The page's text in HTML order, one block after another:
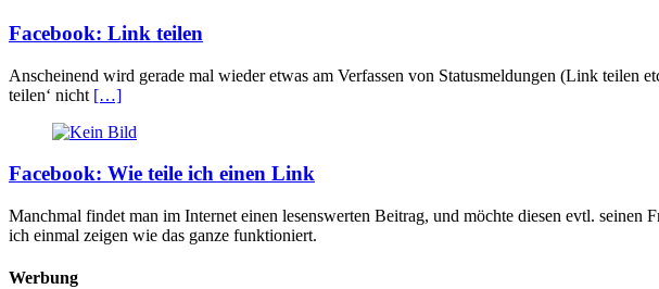
Facebook: Link teilen
Anscheinend wird gerade mal wieder etwas am Verfassen von Statusmeldungen (Link
teilen‘ nicht […]
Facebook: Wie teile ich einen Link
Manchmal findet man im Internet einen lesenswerten Beitrag, und möchte diesen evtl.
ich einmal zeigen wie das ganze funktioniert.
Werbung